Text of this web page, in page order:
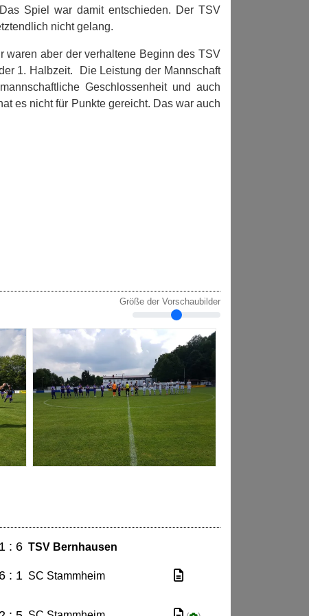
Spiel war damit entschieden. Der TSV
nicht gelang.
waren aber der verhaltene Beginn des TSV
1. Halbzeit. Die Leistung der Mannschaft
Geschlossenheit und auch
es nicht für Punkte gereicht. Das war auch
Größe der Vorschaubilder
1 : 6 TSV Bernhausen
6 : 1 SC Stammheim